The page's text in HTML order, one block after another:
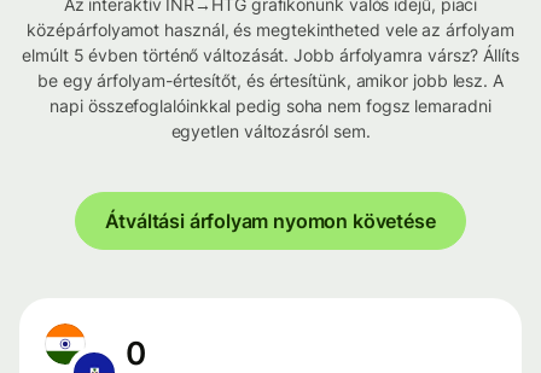
Az interaktív INR→HTG grafikonunk valós idejű, piaci
középárfolyamot használ, és megtekintheted vele az árfolyam
elmúlt 5 évben történő változását. Jobb árfolyamra vársz? Állíts
be egy árfolyam-értesítőt, és értesítünk, amikor jobb lesz. A
napi összefoglalóinkkal pedig soha nem fogsz lemaradni
egyetlen változásról sem.
Átváltási árfolyam nyomon követése
0